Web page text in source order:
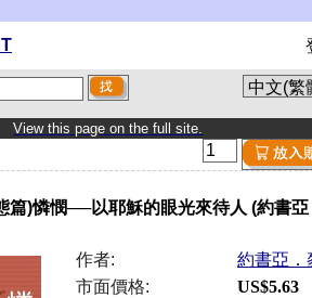
View this page on the full site.
篇)憐憫──以耶穌的眼光來待人 (約書
作者:
約書亞．
市面價格:
US$5.63